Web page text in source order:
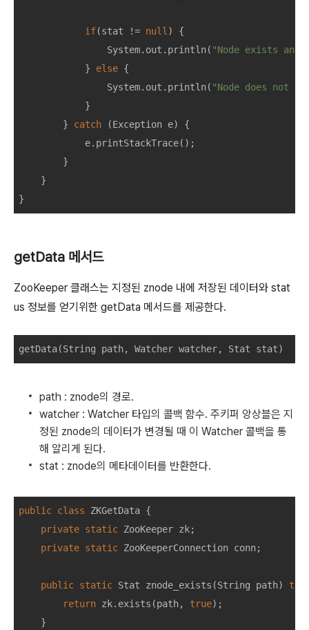
if(stat != null )
{
System. out . println( "Node exists
}
else {
System. out . println( "Node does not
}
}
catch (Exception e)
{
e. printStackTrace();
}
}
}
getData 메서드
ZooKeeper 클래스는 지정된 znode 내에 저장된 데이터와 stat
us 정보를 얻기위한 getData 메서드를 제공한다.
getData(String path, Watcher watcher, Stat stat)
path : znode의 경로.
watcher : Watcher 타입의 콜백 함수. 주키퍼 앙상블은 지
정된 znode의 데이터가 변경될 때 이 Watcher 콜백을 통
해 알리게 된다.
stat : znode의 메타데이터를 반환한다.
public class ZKGetData {
private static ZooKeeper zk;
private static ZooKeeperConnection conn;
public static Stat znode_exists (String path)
return zk. exists (path, true);
}